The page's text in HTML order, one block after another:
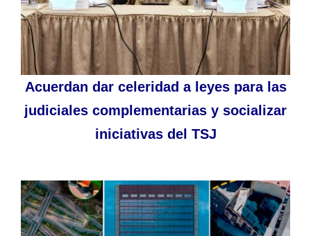
Acuerdan dar celeridad a leyes para las
judiciales complementarias y socializar
iniciativas del TSJ